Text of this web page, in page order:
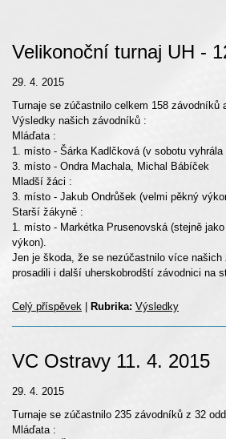
Velikonoční turnaj UH -
29. 4. 2015
Turnaje se zúčastnilo celkem 158
Výsledky našich závodníků :
Mláďata :
1. místo - Šárka Kadlčková (v sobotu
3. místo - Ondra Machala, Michal Bábíček
Mladší žáci :
3. místo - Jakub Ondrůšek (velmi pěkný
Starší žákyně :
1. místo - Markétka Prusenovská (stejně
výkon).
Jen je škoda, že se nezúčastnilo více
prosadili i další uherskobrodští závodnici na
Celý příspěvek Rubrika: Výsledky
VC Ostravy 11. 4. 2015
29. 4. 2015
Turnaje se zúčastnilo 235 závodníků z 32
Mláďata :